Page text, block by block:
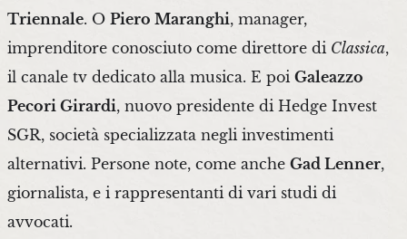
Triennale. O Piero Maranghi, manager,
imprenditore conosciuto come direttore di Classica,
il canale tv dedicato alla musica. E poi Galeazzo
Pecori Girardi, nuovo presidente di Hedge Invest
SGR, società specializzata negli investimenti
alternativi. Persone note, come anche Gad Lenner,
giornalista, e i rappresentanti di vari studi di
avvocati.